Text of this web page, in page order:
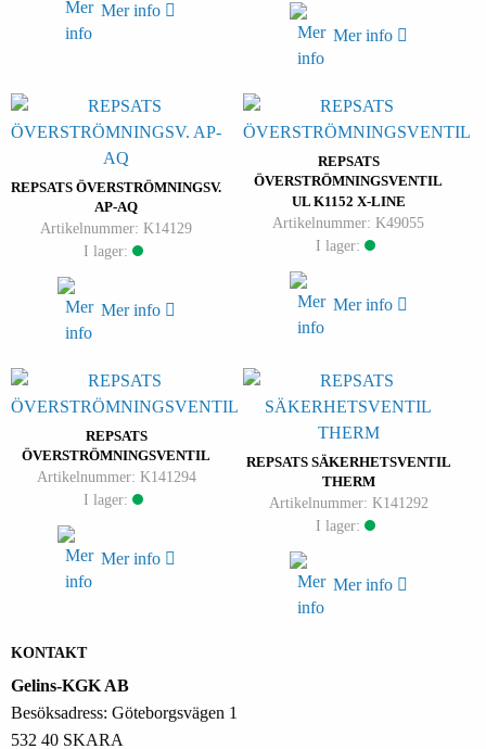
Mer info
Mer info
REPSATS ÖVERSTRÖMNINGSV.
AP-AQ
Artikelnummer: K14129
I lager:
Mer info
REPSATS
ÖVERSTRÖMNINGSVENTIL
UL K1152 X-LINE
Artikelnummer: K49055
I lager:
Mer info
REPSATS
ÖVERSTRÖMNINGSVENTIL
Artikelnummer: K141294
I lager:
Mer info
REPSATS SÄKERHETSVENTIL
THERM
Artikelnummer: K141292
I lager:
Mer info
KONTAKT
Gelins-KGK AB
Besöksadress: Göteborgsvägen 1
532 40 SKARA